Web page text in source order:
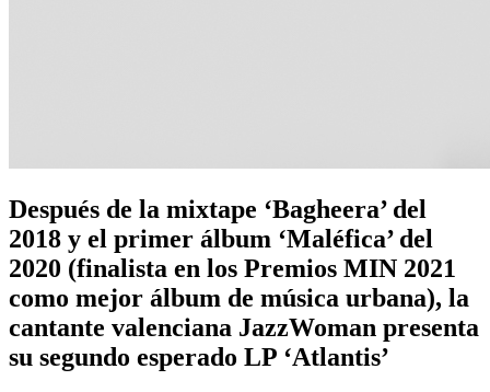
Después de la mixtape ‘Bagheera’ del
2018 y el primer álbum ‘Maléfica’ del
2020 (finalista en los Premios MIN 2021
como mejor álbum de música urbana), la
cantante valenciana JazzWoman presenta
su segundo esperado LP ‘Atlantis’